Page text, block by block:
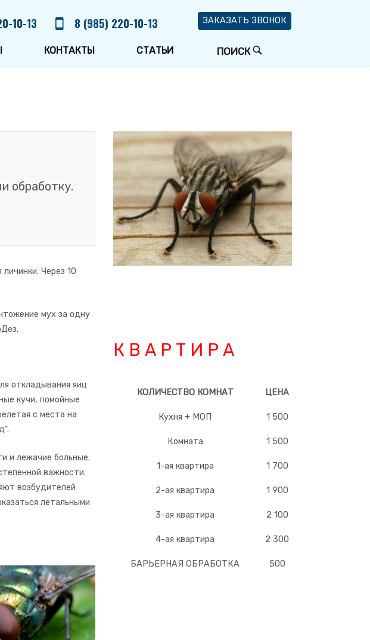
10-13 8 (985) 220-10-13 ЗАКАЗАТЬ ЗВОНОК
КОНТАКТЫ СТАТЬИ ПОИСК ОТКРЫТЬ
СТРОКУ
ПОИСКА
обработку.
Через 10
мух за одну
откладывания яиц
кучи, помойные
с места на
и лежачие больные.
важности.
возбудителей
летальными
К В А Р Т И Р А
КОЛИЧЕСТВО КОМНАТ ЦЕНА
Кухня + МОП 1 500
Комната 1 500
1-ая квартира 1 700
2-ая квартира 1 900
3-ая квартира 2 100
4-ая квартира 2 300
БАРЬЕРНАЯ ОБРАБОТКА 500